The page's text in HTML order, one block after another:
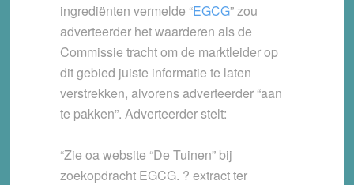
ingrediënten vermelde “EGCG” zou
adverteerder het waarderen als de
Commissie tracht om de marktleider op
dit gebied juiste informatie te laten
verstrekken, alvorens adverteerder “aan
te pakken”. Adverteerder stelt:
“Zie oa website “De Tuinen” bij
zoekopdracht EGCG. ? extract ter